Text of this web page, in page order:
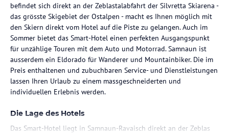
befindet sich direkt an der Zeblastalabfahrt der Silvretta Skiarena -
das grösste Skigebiet der Ostalpen - macht es Ihnen möglich mit
den Skiern direkt vom Hotel auf die Piste zu gelangen. Auch im
Sommer bietet das Smart-Hotel einen perfekten Ausgangspunkt
für unzählige Touren mit dem Auto und Motorrad. Samnaun ist
ausserdem ein Eldorado für Wanderer und Mountainbiker. Die im
Preis enthaltenen und zubuchbaren Service- und Dienstleistungen
lassen Ihren Urlaub zu einem massgeschneiderten und
individuellen Erlebnis werden.
Die Lage des Hotels
Das Smart-Hotel liegt in Samnaun-Ravaisch direkt an der Zeblas